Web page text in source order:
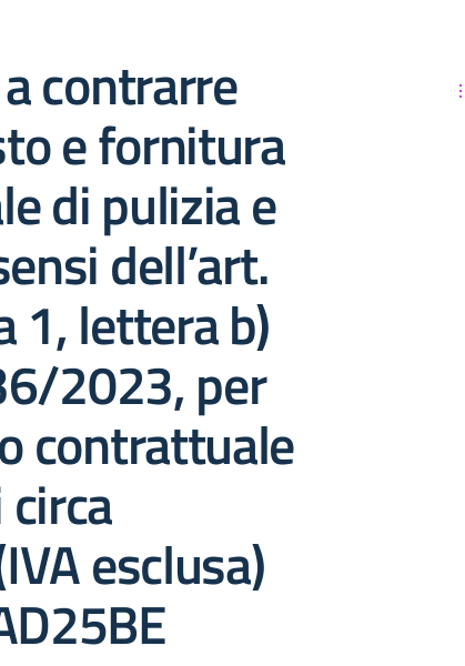
contrarre
e fornitura
di pulizia e
dell’art.
1, lettera b)
2023, per
contrattuale
esclusa)